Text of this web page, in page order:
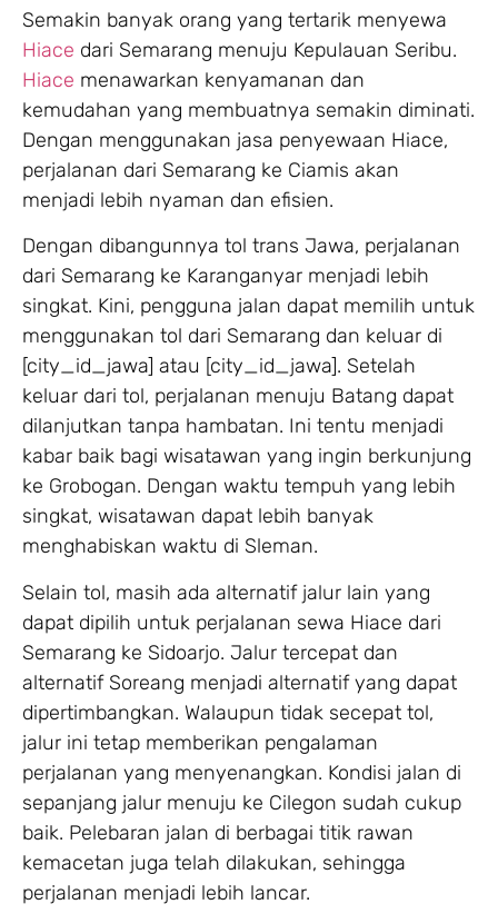
Semakin banyak orang yang tertarik menyewa
Hiace dari Semarang menuju Kepulauan Seribu.
Hiace menawarkan kenyamanan dan
kemudahan yang membuatnya semakin diminati.
Dengan menggunakan jasa penyewaan Hiace,
perjalanan dari Semarang ke Ciamis akan
menjadi lebih nyaman dan efisien.
Dengan dibangunnya tol trans Jawa, perjalanan
dari Semarang ke Karanganyar menjadi lebih
singkat. Kini, pengguna jalan dapat memilih untuk
menggunakan tol dari Semarang dan keluar di
[city_id_jawa] atau [city_id_jawa]. Setelah
keluar dari tol, perjalanan menuju Batang dapat
dilanjutkan tanpa hambatan. Ini tentu menjadi
kabar baik bagi wisatawan yang ingin berkunjung
ke Grobogan. Dengan waktu tempuh yang lebih
singkat, wisatawan dapat lebih banyak
menghabiskan waktu di Sleman.
Selain tol, masih ada alternatif jalur lain yang
dapat dipilih untuk perjalanan sewa Hiace dari
Semarang ke Sidoarjo. Jalur tercepat dan
alternatif Soreang menjadi alternatif yang dapat
dipertimbangkan. Walaupun tidak secepat tol,
jalur ini tetap memberikan pengalaman
perjalanan yang menyenangkan. Kondisi jalan di
sepanjang jalur menuju ke Cilegon sudah cukup
baik. Pelebaran jalan di berbagai titik rawan
kemacetan juga telah dilakukan, sehingga
perjalanan menjadi lebih lancar.